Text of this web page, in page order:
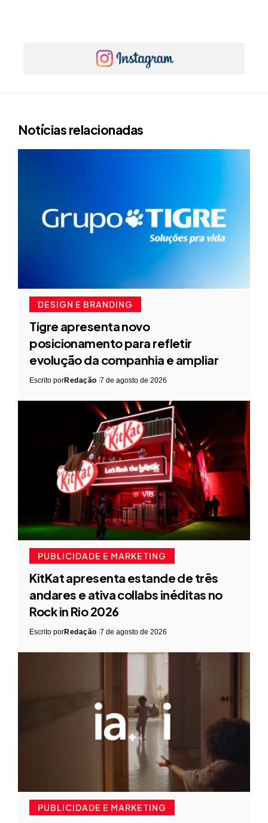
Notícias relacionadas
DESIGN E BRANDING
Tigre apresenta novo
posicionamento para refletir
evolução da companhia e ampliar
Escrito porRedação 7 de agosto de 2026
PUBLICIDADE E MARKETING
KitKat apresenta estande de três
andares e ativa collabs inéditas no
Rock in Rio 2026
Escrito porRedação 7 de agosto de 2026
PUBLICIDADE E MARKETING